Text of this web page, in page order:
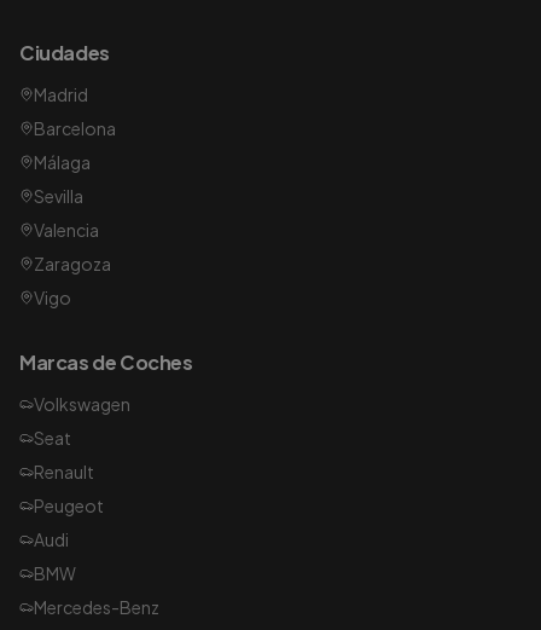
Ciudades
Madrid
Barcelona
Málaga
Sevilla
Valencia
Zaragoza
Vigo
Marcas de Coches
Volkswagen
Seat
Renault
Peugeot
Audi
BMW
Mercedes-Benz